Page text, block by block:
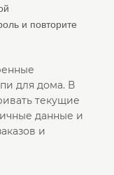
и повторите
для дома. В
текущие
данные и
и